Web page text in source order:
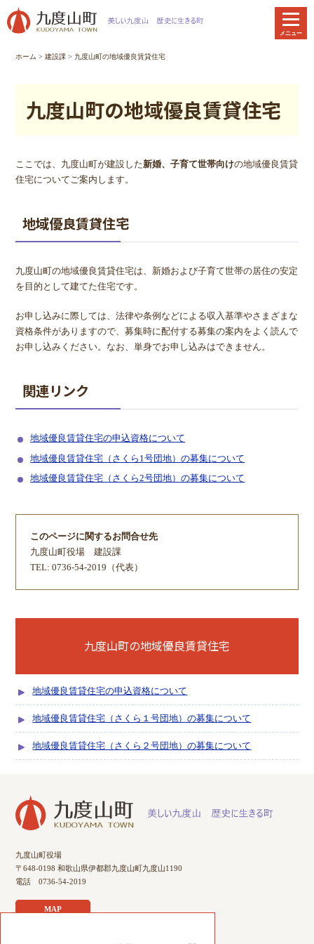
文
メニュー
ホーム >建設課 > 九度山町の地域優良賃貸住宅
九度山町の地域優良賃貸住宅
ここでは、九度山町が建設した新婚、子育て世帯向けの地域優良賃貸
住宅についてご案内します。
地域優良賃貸住宅
九度山町の地域優良賃貸住宅は、新婚および子育て世帯の居住の安定
を目的として建てた住宅です。
お申し込みに際しては、法律や条例などによる収入基準やさまざまな
資格条件がありますので、募集時に配付する募集の案内をよく読んで
お申し込みください。なお、単身でお申し込みはできません。
関連リンク
地域優良賃貸住宅の申込資格について
地域優良賃貸住宅（さくら1号団地）の募集について
地域優良賃貸住宅（さくら2号団地）の募集について
このページに関するお問合せ先
九度山町役場建設課
TEL: 0736-54-2019（代表）
九度山町の地域優良賃貸住宅
地域優良賃貸住宅の申込資格について
地域優良賃貸住宅（さくら１号団地）の募集について
地域優良賃貸住宅（さくら２号団地）の募集について
九度山町役場
〒648-0198 和歌山県伊都郡九度山町九度山1190
電話 0736-54-2019
MAP